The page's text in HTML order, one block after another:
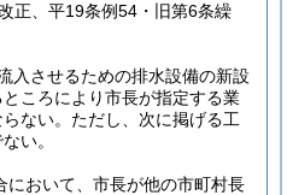
正、平19条例54・旧第6条繰
入させるための排水設備の新設
ころにより市長が指定する業
ない。 ただし、次に掲げる工
い。
において、市長が他の市町村長